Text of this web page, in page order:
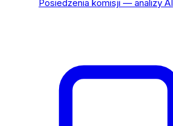
Posiedzenia komisji — analizy AI